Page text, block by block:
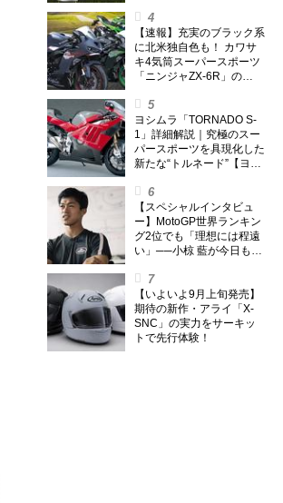
トを試してみた〈若林浩志
のスーパー・カブカブ・ダ
イアリーズ Vol.385〉
【速報】充実のブラック系
に北米独自色も！ カワサ
キ4気筒スーパースポーツ
「ニンジャZX-6R」の
筒ニンジャも出たよ【海
外】
ヨシムラ「TORNADO S-
1」詳細解説｜究極のスー
パースポーツを具現化した
新たな“トルネード”【ヨシ
【スペシャルインタビュ
ー】MotoGP世界ランキン
グ2位でも「理想には程遠
い」──小椋 藍が今日も走
【いよいよ9月上旬発売】
期待の新作・アライ「X-
SNC」の実力をサーキッ
トで先行体験！